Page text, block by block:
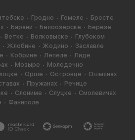
Гродно Гомеле
Бресте
Барани Белоозерске
Березе
Ветке Волковыске
Глубоком
Жлобине Жодино
Заславле
Кобрине Лепеле
Лиде
Мозыре
Молодечно
Орше Островце
Ошмянах
Пружанах
Речице
Слониме Слуцке
Смолевичах
Фаниполе